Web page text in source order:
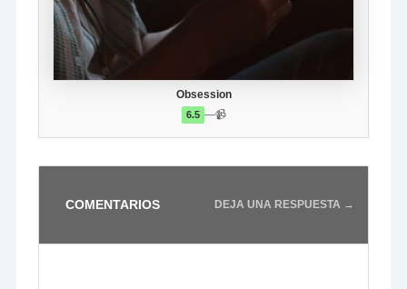
Obsession
6.5 —📹
COMENTARIOS DEJA UNA RESPUESTA →